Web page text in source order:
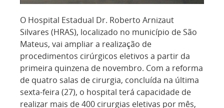
O Hospital Estadual Dr. Roberto Arnizaut
Silvares (HRAS), localizado no município de São
Mateus, vai ampliar a realização de
procedimentos cirúrgicos eletivos a partir da
primeira quinzena de novembro. Com a reforma
de quatro salas de cirurgia, concluída na última
sexta-feira (27), o hospital terá capacidade de
realizar mais de 400 cirurgias eletivas por mês,